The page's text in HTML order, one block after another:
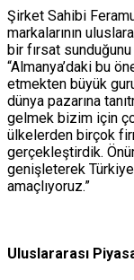
Şirket Sahibi
markalarının
bir fırsat
“Almanya’daki bu
etmekten büyük
dünya pazarına
gelmek bizim için
ülkelerden birçok
gerçekleştirdik.
genişleterek
amaçlıyoruz.”
Uluslararası